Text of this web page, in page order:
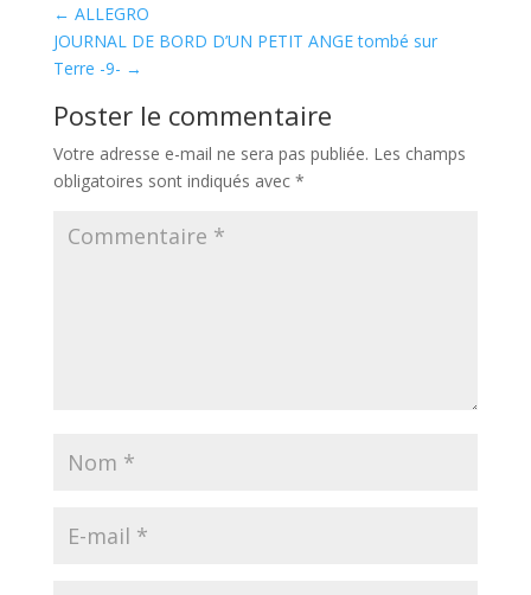
← ALLEGRO
JOURNAL DE BORD D’UN PETIT ANGE tombé sur
Terre -9- →
Poster le commentaire
Votre adresse e-mail ne sera pas publiée. Les champs
obligatoires sont indiqués avec *